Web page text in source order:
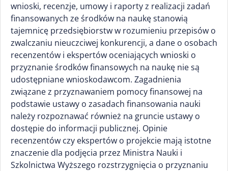
wnioski, recenzje, umowy i raporty z realizacji zadań
finansowanych ze środków na naukę stanowią
tajemnicę przedsiębiorstw w rozumieniu przepisów o
zwalczaniu nieuczciwej konkurencji, a dane o osobach
recenzentów i ekspertów oceniających wnioski o
przyznanie środków finansowych na naukę nie są
udostępniane wnioskodawcom. Zagadnienia
związane z przyznawaniem pomocy finansowej na
podstawie ustawy o zasadach finansowania nauki
należy rozpoznawać również na gruncie ustawy o
dostępie do informacji publicznej. Opinie
recenzentów czy ekspertów o projekcie mają istotne
znaczenie dla podjęcia przez Ministra Nauki i
Szkolnictwa Wyższego rozstrzygnięcia o przyznaniu